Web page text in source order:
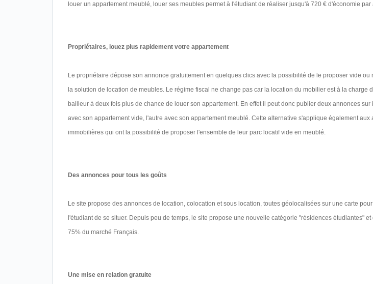
louer un appartement meublé, louer ses meubles permet à l'étudiant de réaliser jusqu'à 720 € d'économie par
Propriétaires, louez plus rapidement votre appartement
Le propriétaire dépose son annonce gratuitement en quelques clics avec la possibilité de le proposer vide ou
la solution de location de meubles. Le régime fiscal ne change pas car la location du mobilier est à la charge
bailleur à deux fois plus de chance de louer son appartement. En effet il peut donc publier deux annonces sur
avec son appartement vide, l'autre avec son appartement meublé. Cette alternative s'applique également aux
immobilières qui ont la possibilité de proposer l'ensemble de leur parc locatif vide en meublé.
Des annonces pour tous les goûts
Le site propose des annonces de location, colocation et sous location, toutes géolocalisées sur une carte
l'étudiant de se situer. Depuis peu de temps, le site propose une nouvelle catégorie "résidences étudiantes"
75% du marché Français.
Une mise en relation gratuite